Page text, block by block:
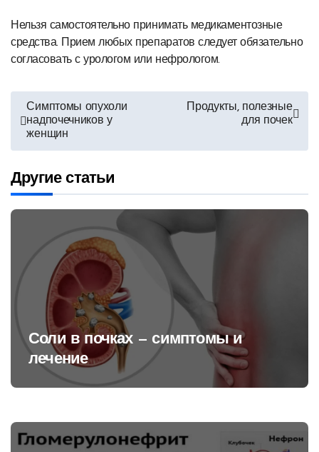
Нельзя самостоятельно принимать медикаментозные
средства. Прием любых препаратов следует обязательно
согласовать с урологом или нефрологом.
Навигация
по
записям
Симптомы опухоли
надпочечников у
женщин
Продукты, полезные
для почек
Другие статьи
Соли в почках — симптомы и
лечение